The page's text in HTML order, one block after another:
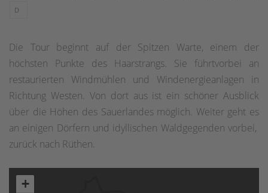
D
Die Tour beginnt auf der Spitzen Warte, einem der
höchsten Punkte des Haarstrangs. Sie führtvorbei an
restaurierten Windmühlen und Windenergieanlagen in
Richtung Westen. Von dort aus ist ein schöner Ausblick
über die Höhen des Sauerlandes möglich. Weiter geht es
an einigen Dörfern und idyllischen Waldgegenden vorbei,
zurück nach Rüthen.
+